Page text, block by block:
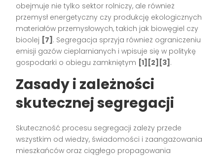
obejmuje nie tylko sektor rolniczy, ale również
przemysł energetyczny czy produkcję ekologicznych
materiałów przemysłowych, takich jak biowęgiel czy
bioolej [7] . Segregacja sprzyja również ograniczeniu
emisji gazów cieplarnianych i wpisuje się w politykę
gospodarki o obiegu zamkniętym [1][2][3] .
Zasady i zależności
skutecznej segregacji
Skuteczność procesu segregacji zależy przede
wszystkim od wiedzy, świadomości i zaangażowania
mieszkańców oraz ciągłego propagowania